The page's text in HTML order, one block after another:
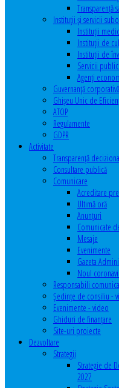
Transparență
Instituţii şi servicii
Instituţii
Instituţii de
Instituţii de
Servicii
Agenţi
Guvernanță corporativă
Ghişeu Unic de
ATOP
Regulamente
GDPR
Activitate
Transparenţă
Consultare publică
Comunicare
Acreditare
Ultimă oră
Anunţuri
Comunicate
Mesaje
Evenimente
Gazeta
Noul
Responsabili
Şedinţe de consiliu -
Evenimente - video
Ghiduri de finanţare
Site-uri proiecte
Dezvoltare
Strategii
Strategie de
2027